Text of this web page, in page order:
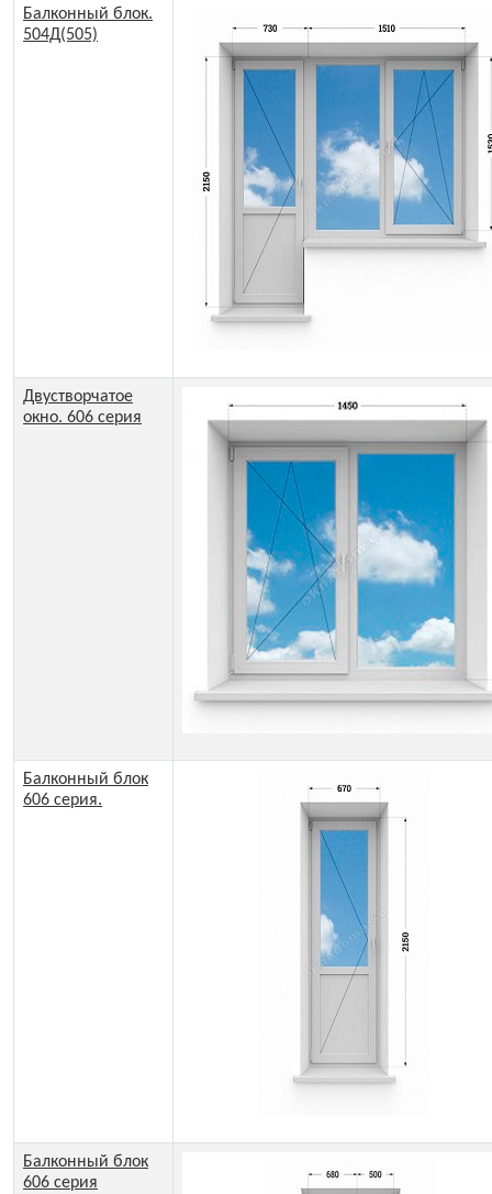
Балконный блок.
504Д(505)
Двустворчатое
окно. 606 серия
Балконный блок
606 серия.
Балконный блок
606 серия